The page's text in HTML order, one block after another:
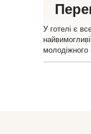
У готелі є
молодіжного